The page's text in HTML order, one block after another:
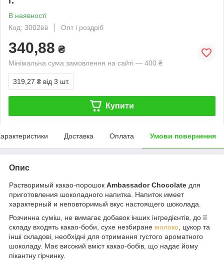
В наявності
Код: 3002ёё
Опт і роздріб
340,88 ₴
Мінімальна сума замовлення на сайті — 400 ₴
319,27 ₴ від 3 шт.
Купити
Доставка Оплата Умови повернення
Опис
Растворимый какао-порошок Ambassador Chocolate для
приготовления шоколадного напитка. Напиток имеет
характерный и неповторимый вкус настоящего шоколада.
Розчинна суміш, не вимагає добавок інших інгредієнтів, до її
складу входять какао-боби, сухе незбиране молоко , цукор та
інші складові, необхідні для отримання густого ароматного
шоколаду. Має високий вміст какао-бобів, що надає йому
пікантну гірчинку.